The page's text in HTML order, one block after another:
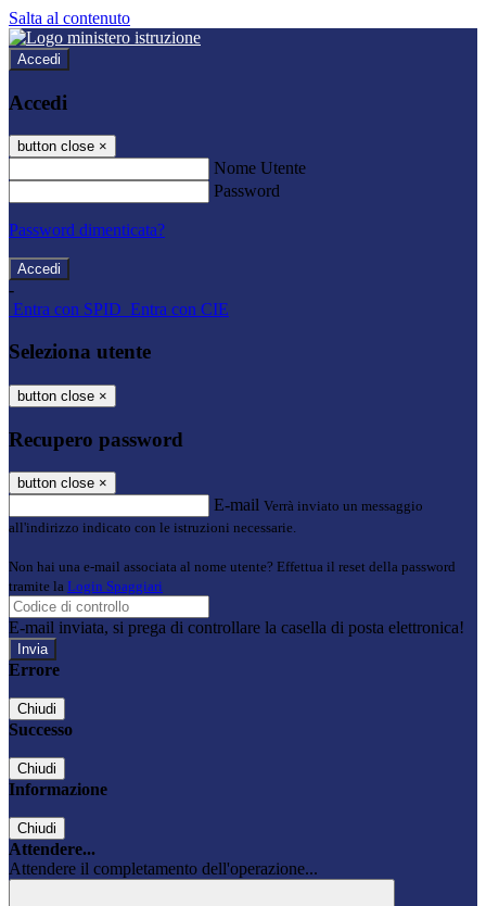
Salta al contenuto
Accedi
Accedi
button close ×
Nome Utente
Password
Password dimenticata?
-
Entra con SPID Entra con CIE
Seleziona utente
button close ×
Recupero password
button close ×
E-mail Verrà inviato un messaggio
all'indirizzo indicato con le istruzioni necessarie.
Non hai una e-mail associata al nome utente? Effettua il reset della password
tramite la Login Spaggiari
E-mail inviata, si prega di controllare la casella di posta elettronica!
Errore
Chiudi
Successo
Chiudi
Informazione
Chiudi
Attendere...
Attendere il completamento dell'operazione...